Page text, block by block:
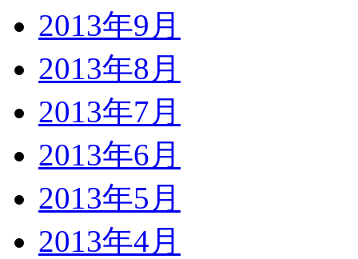
2013年9月
2013年8月
2013年7月
2013年6月
2013年5月
2013年4月